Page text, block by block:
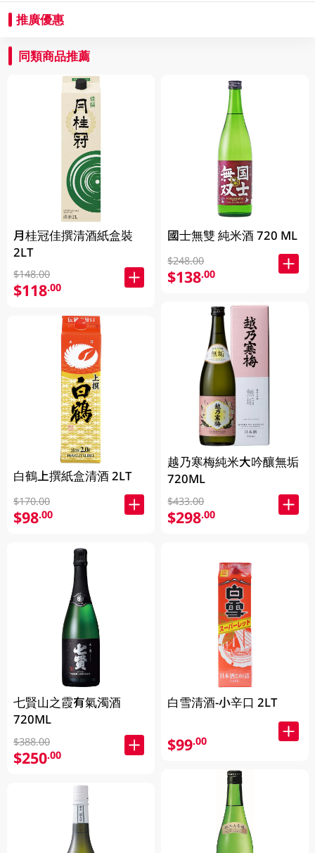
推廣優惠
同類商品推薦
月桂冠佳撰清酒紙盒裝
2LT
$148.00
$118.00
白鶴上撰紙盒清酒 2LT
$170.00
$98.00
七賢山之霞有氣濁酒
720ML
$388.00
$250.00
國士無雙 純米酒 720 ML
$248.00
$138.00
越乃寒梅純米大吟釀無垢
720ML
$433.00
$298.00
白雪清酒-小辛口 2LT
$99.00